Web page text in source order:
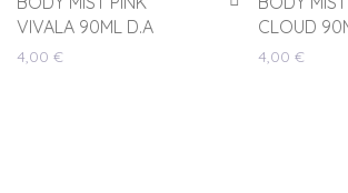
VIVALA 90ML D.A
4,00 €
CLOUD
4,00 €